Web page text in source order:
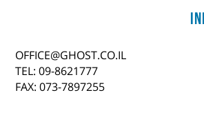
OFFICE@GHOST.CO.IL
TEL: 09-8621777
FAX: 073-7897255